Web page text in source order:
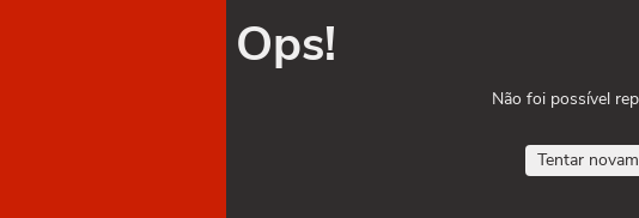
Ops!
Não foi possível
Tentar